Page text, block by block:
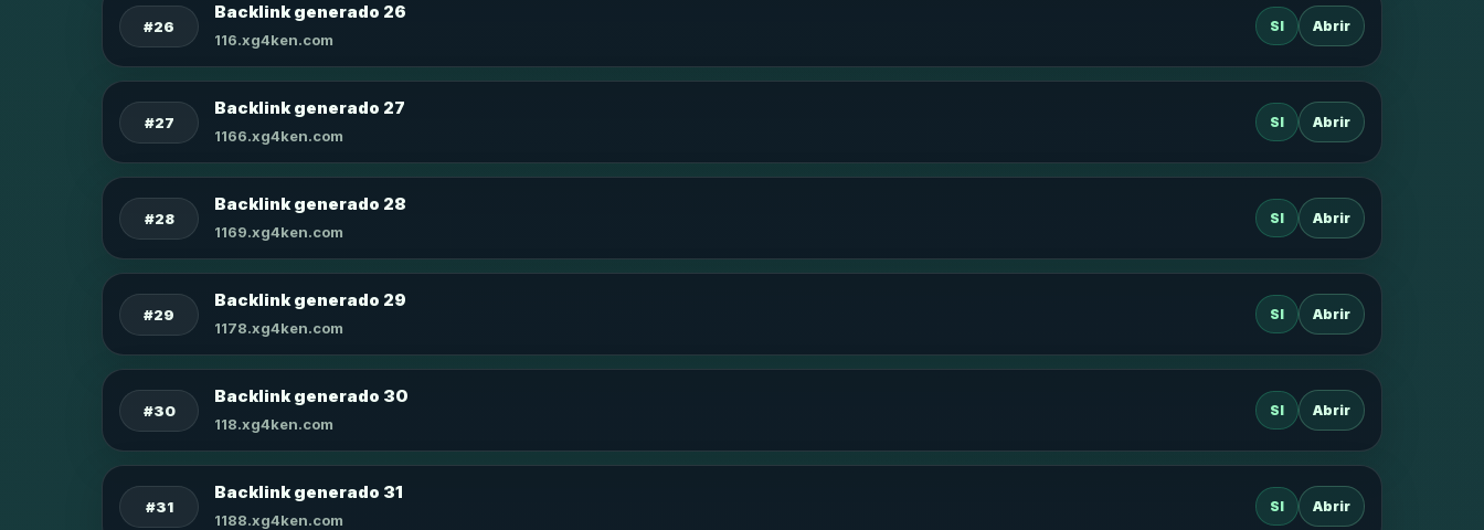
#26
Backlink generado 26
116.xg4ken.com
SI Abrir
#27
Backlink generado 27
1166.xg4ken.com
SI Abrir
#28
Backlink generado 28
1169.xg4ken.com
SI Abrir
#29
Backlink generado 29
1178.xg4ken.com
SI Abrir
#30
Backlink generado 30
118.xg4ken.com
SI Abrir
#31
Backlink generado 31
1188.xg4ken.com
SI Abrir